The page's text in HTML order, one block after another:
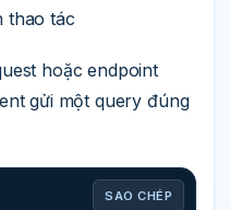
thao tác
hoặc endpoint
gửi một query đúng
SAO CHÉP